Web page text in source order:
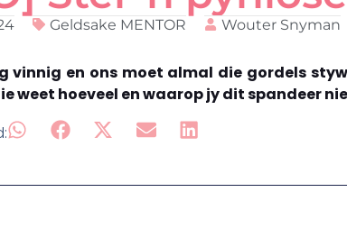
Geldsake MENTOR Wouter Snyman
vinnig en ons moet almal die gordels
weet hoeveel en waarop jy dit spandeer